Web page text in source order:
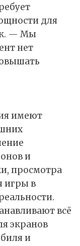
для
— Мы
нет
имеют
и
просмотра
игры в
всё
экранов
и